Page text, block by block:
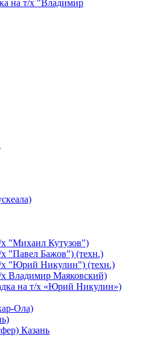
на т/х "Владимир
х "Михаил Кутузов")
"Павел Бажов") (техн.)
х "Юрий Никулин") (техн.)
х Владимир Маяковский)
на т/х «Юрий Никулин»)
Ола)
Казань